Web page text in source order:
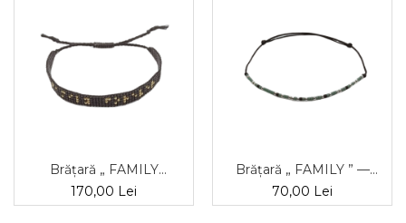
Brățară „ FAMILY
FOREVER ” — braille,
argint + aur
170,00 Lei
Brățară „ FAMILY ” —
binar, argint
70,00 Lei